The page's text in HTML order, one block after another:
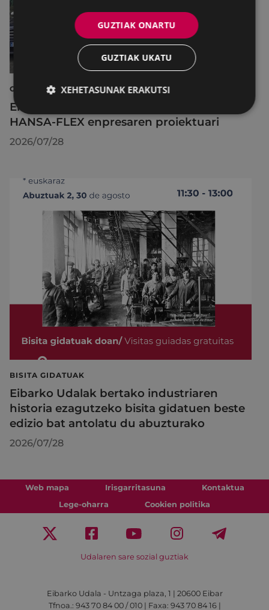
GARAPEN EKONOMIKOA, ENPLEGUA ETA BERRIKUNTZA
Eibarko Udalak ongietorria eman dio
HANSA-FLEX enpresaren proiektuari
2026/07/28
BISITA GIDATUAK
Eibarko Udalak bertako industriaren
historia ezagutzeko bisita gidatuen beste
edizio bat antolatu du abuzturako
2026/07/28
Web mapa Irisgarritasuna
Kontaktua
Lege-oharra
Cookien politika
Udalaren sare sozial guztiak
Eibarko Udala - Untzaga plaza, 1 | 20600 Eibar
Tfnoa.: 943 70 84 00 / 010 | Faxa: 943 70 84 16 |
GUZTIAK ONARTU
GUZTIAK UKATU
XEHETASUNAK ERAKUTSI